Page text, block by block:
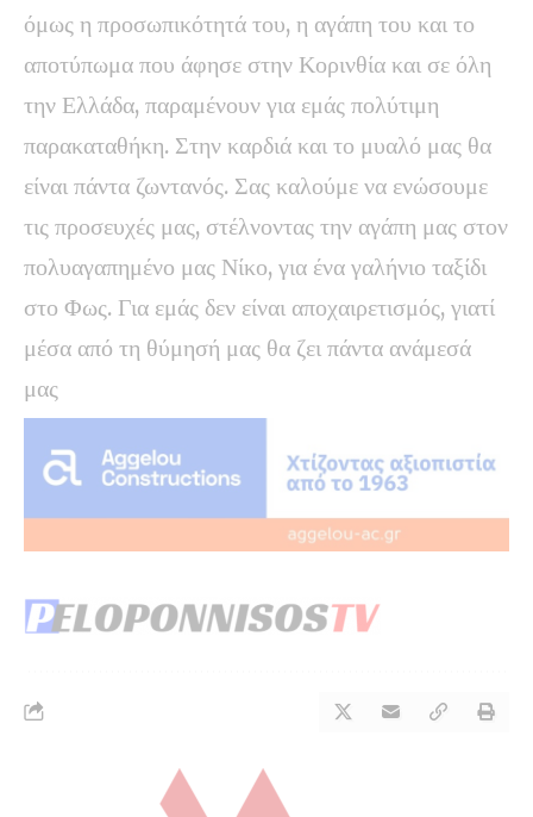
όμως η προσωπικότητά του, η αγάπη του και το
αποτύπωμα που άφησε στην Κορινθία και σε όλη
την Ελλάδα, παραμένουν για εμάς πολύτιμη
παρακαταθήκη. Στην καρδιά και το μυαλό μας θα
είναι πάντα ζωντανός. Σας καλούμε να ενώσουμε
τις προσευχές μας, στέλνοντας την αγάπη μας στον
πολυαγαπημένο μας Νίκο, για ένα γαλήνιο ταξίδι
στο Φως. Για εμάς δεν είναι αποχαιρετισμός, γιατί
μέσα από τη θύμησή μας θα ζει πάντα ανάμεσά
μας